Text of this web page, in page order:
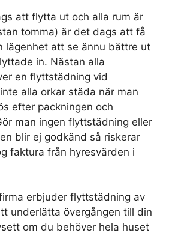
att flytta ut och alla rum är
tomma) är det dags att få
lägenhet att se ännu bättre ut
in. Nästan alla
en flyttstädning vid
alla orkar städa när man
efter packningen och
man ingen flyttstädning eller
blir ej godkänd så riskerar
faktura från hyresvärden i
erbjuder flyttstädning av
underlätta övergången till din
om du behöver hela huset